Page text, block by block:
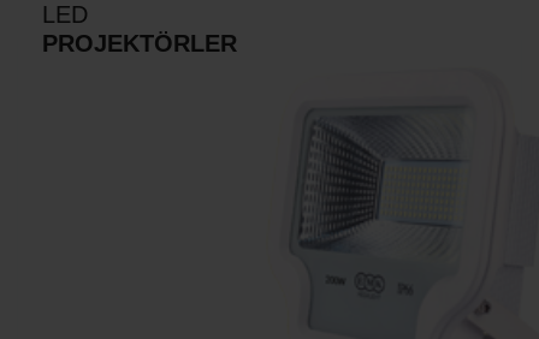
LED
PROJEKTÖRLER